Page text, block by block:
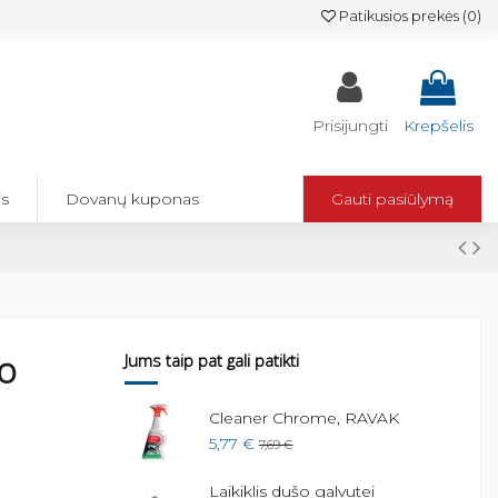
Patikusios prekės (0)
Prisijungti Krepšelis
Dovanų kuponas Gauti pasiūlymą
Jums taip pat gali patikti
Cleaner Chrome, RAVAK
5,77 € 7,69 €
Laikiklis dušo galvutei